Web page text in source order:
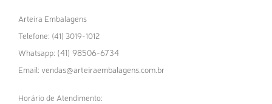
Arteira Embalagens
Telefone: (41) 3019-1012
Whatsapp: (41) 98506-6734
Email: vendas@arteiraembalagens.com.br
Horário de Atendimento: